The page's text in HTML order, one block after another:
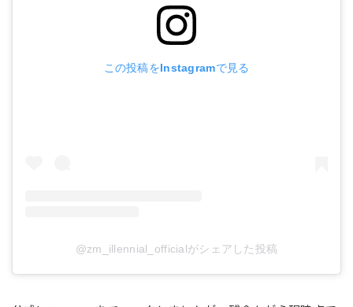
この投稿をInstagramで見る
@zm_illennial_officialがシェアした投稿